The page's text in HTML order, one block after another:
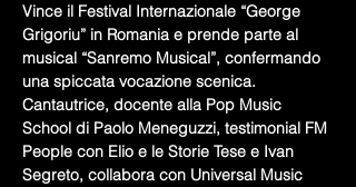
Vince il Festival Internazionale “George
Grigoriu” in Romania e prende parte al
musical “Sanremo Musical”, confermando
una spiccata vocazione scenica.
Cantautrice, docente alla Pop Music
School di Paolo Meneguzzi, testimonial FM
People con Elio e le Storie Tese e Ivan
Segreto, collabora con Universal Music